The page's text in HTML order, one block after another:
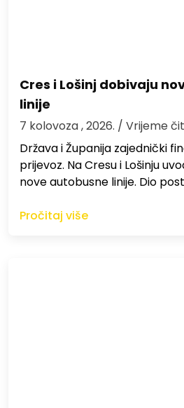
Cres i Lošinj dobivaju
linije
7 kolovoza , 2026. / Vrijeme
Država i Županija zajednički
prijevoz. Na Cresu i Lošinju
nove autobusne linije. Dio
Pročitaj više